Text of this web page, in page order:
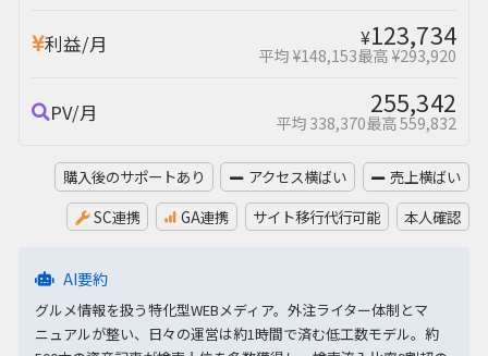
利益/月 ¥123,734
平均 ¥148,153最高 ¥293,920
PV/月 255,342
平均 338,370最高 559,832
購入後のサポートあり アクセス横ばい
売上横ばい
SC連携
GA連携 サイト移行代行可能 本人確認
AI要約
グルメ情報を扱う特化型WEBメディア。外注ライター体制とマ
ニュアルが整い、日々の運営は約1時間で済む低工数モデル。約